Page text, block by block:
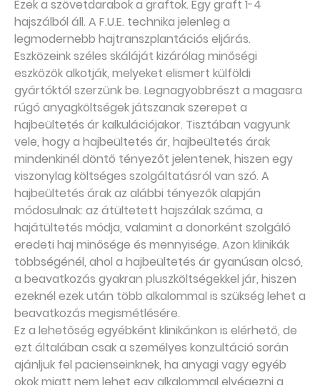
Ezek a szövetdarabok a graftok. Egy graft 1-4
hajszálból áll. A F.U.E. technika jelenleg a
legmodernebb hajtranszplantációs eljárás.
Eszközeink széles skáláját kizárólag minőségi
eszközök alkotják, melyeket elismert külföldi
gyártóktól szerzünk be. Legnagyobbrészt a magasra
rúgó anyagköltségek játszanak szerepet a
hajbeültetés ár kalkulációjakor. Tisztában vagyunk
vele, hogy a hajbeültetés ár, hajbeültetés árak
mindenkinél döntő tényezőt jelentenek, hiszen egy
viszonylag költséges szolgáltatásról van szó. A
hajbeültetés árak az alábbi tényezők alapján
módosulnak: az átültetett hajszálak száma, a
hajátültetés módja, valamint a donorként szolgáló
eredeti haj minősége és mennyisége. Azon klinikák
többségénél, ahol a hajbeültetés ár gyanúsan olcsó,
a beavatkozás gyakran pluszköltségekkel jár, hiszen
ezeknél ezek után több alkalommal is szükség lehet a
beavatkozás megismétlésére.
Ez a lehetőség egyébként klinikánkon is elérhető, de
ezt általában csak a személyes konzultáció során
ajánljuk fel pacienseinknek, ha anyagi vagy egyéb